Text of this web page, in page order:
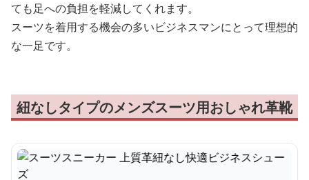
ても足への負担を軽減してくれます。
スーツを着用する機会の多いビジネスマンにとって理想的
な一足です。
紐なしタイプのメンズスーツ用おしゃれ革靴